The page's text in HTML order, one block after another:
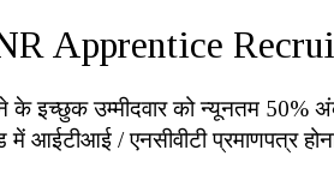
Apprentice
इच्छुक उम्मीदवार को न्यूनतम 50% अंकों
आईटीआई / एनसीवीटी प्रमाणपत्र